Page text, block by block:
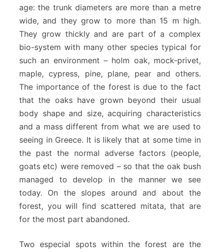
age: the trunk diameters are more than a metre
wide, and they grow to more than 15 m high.
They grow thickly and are part of a complex
bio-system with many other species typical for
such an environment – holm oak, mock-privet,
maple, cypress, pine, plane, pear and others.
The importance of the forest is due to the fact
that the oaks have grown beyond their usual
body shape and size, acquiring characteristics
and a mass different from what we are used to
seeing in Greece. It is likely that at some time in
the past the normal adverse factors (people,
goats etc) were removed – so that the oak bush
managed to develop in the manner we see
today. On the slopes around and about the
forest, you will find scattered mitata, that are
for the most part abandoned.
Two especial spots within the forest are the